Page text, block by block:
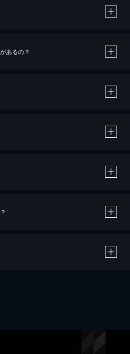
あるの？
トカード決済による作品の購入 / レンタルです。
の購入 / レンタルは、20％のポイント還元です。